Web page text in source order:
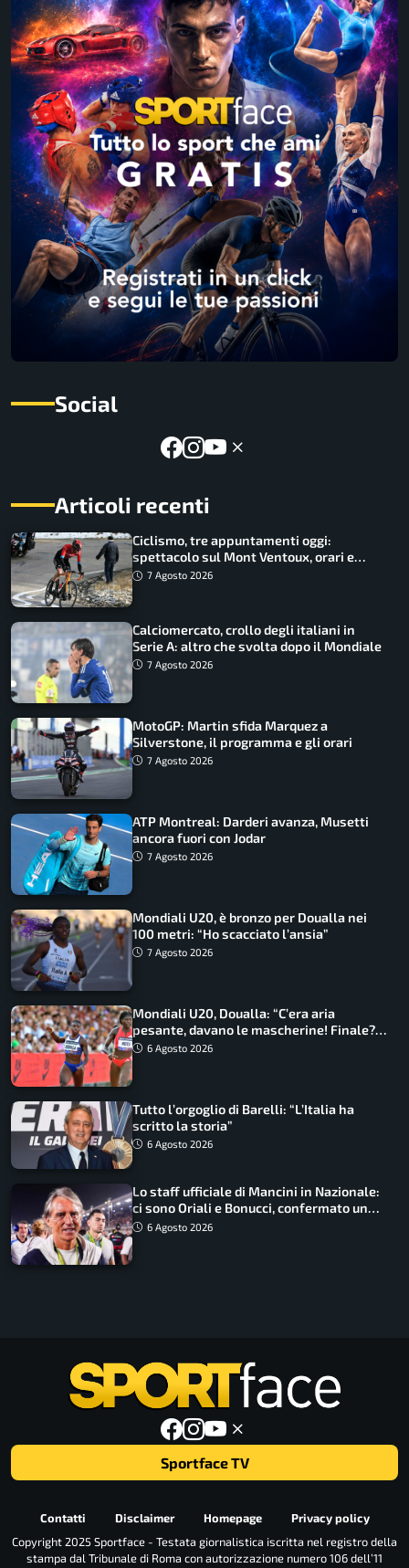
Social
Articoli recenti
Ciclismo, tre appuntamenti oggi:
spettacolo sul Mont Ventoux, orari e
come vederli
7 Agosto 2026
Calciomercato, crollo degli italiani in
Serie A: altro che svolta dopo il Mondiale
7 Agosto 2026
MotoGP: Martin sfida Marquez a
Silverstone, il programma e gli orari
7 Agosto 2026
ATP Montreal: Darderi avanza, Musetti
ancora fuori con Jodar
7 Agosto 2026
Mondiali U20, è bronzo per Doualla nei
100 metri: “Ho scacciato l’ansia”
7 Agosto 2026
Mondiali U20, Doualla: “C’era aria
pesante, davano le mascherine! Finale?
Non ho nulla da perdere”
6 Agosto 2026
Tutto l’orgoglio di Barelli: “L’Italia ha
scritto la storia”
6 Agosto 2026
Lo staff ufficiale di Mancini in Nazionale:
ci sono Oriali e Bonucci, confermato un
ritorno
6 Agosto 2026
Sportface TV
Contatti Disclaimer Homepage
Privacy policy
Copyright 2025 Sportface - Testata giornalistica iscritta nel registro della
stampa dal Tribunale di Roma con autorizzazione numero 106 dell’11